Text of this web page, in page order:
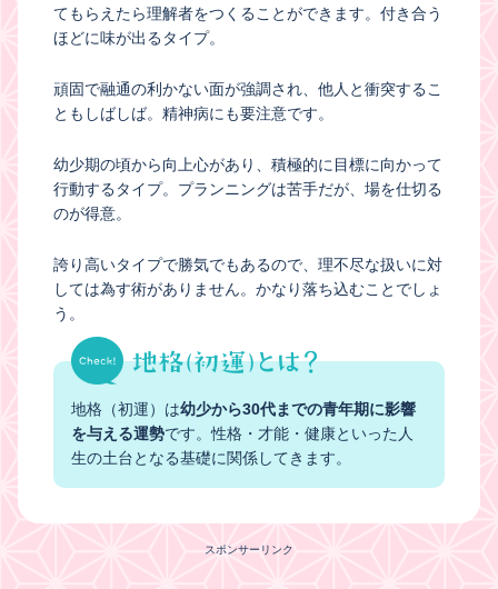
てもらえたら理解者をつくることができます。付き合う
ほどに味が出るタイプ。
頑固で融通の利かない面が強調され、他人と衝突するこ
ともしばしば。精神病にも要注意です。
幼少期の頃から向上心があり、積極的に目標に向かって
行動するタイプ。プランニングは苦手だが、場を仕切る
のが得意。
誇り高いタイプで勝気でもあるので、理不尽な扱いに対
しては為す術がありません。かなり落ち込むことでしょ
う。
地格（初運）は幼少から30代までの青年期に影響
を与える運勢です。性格・才能・健康といった人
生の土台となる基礎に関係してきます。
スポンサーリンク